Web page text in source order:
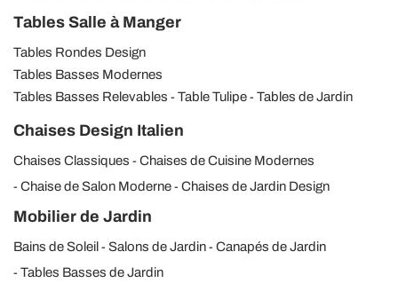
Tables Salle à Manger
Tables Rondes Design
Tables Basses Modernes
Tables Basses Relevables
Table Tulipe Tables de Jardin
Chaises Design Italien
Chaises Classiques
Chaises de Cuisine Modernes
Chaise de Salon Moderne
Chaises de Jardin Design
Mobilier de Jardin
Bains de Soleil Salons de Jardin
Canapés de Jardin
Tables Basses de Jardin